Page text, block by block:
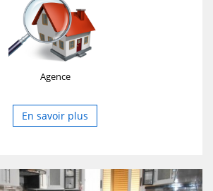
Agence
En savoir plus